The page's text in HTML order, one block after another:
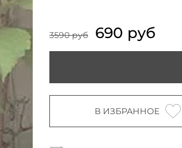
3590 руб 690 руб
В ИЗБРАННОЕ